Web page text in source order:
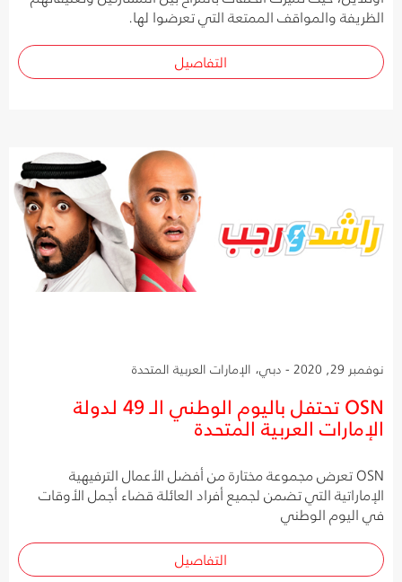
الظريفة والمواقف الممتعة التي تعرضوا لها.
التفاصيل
نوفمبر 29, 2020 - دبي، الإمارات العربية المتحدة
OSN تحتفل باليوم الوطني الـ 49 لدولة
الإمارات العربية المتحدة
OSN تعرض مجموعة مختارة من أفضل الأعمال الترفيهية
الإماراتية التي تضمن لجميع أفراد العائلة قضاء أجمل الأوقات
في اليوم الوطني
التفاصيل